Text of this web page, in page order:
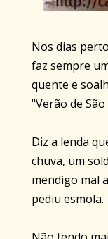
Nos dias
faz sempre
quente e
"Verão de
Diz a lenda
chuva, um
mendigo mal
pediu esmola.